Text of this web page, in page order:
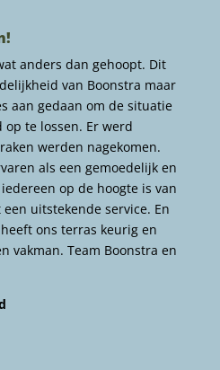
anders dan gehoopt. Dit
van Boonstra maar
aan gedaan om de situatie
te lossen. Er werd
werden nagekomen.
als een gemoedelijk en
op de hoogte is van
uitstekende service. En
ons terras keurig en
vakman. Team Boonstra en